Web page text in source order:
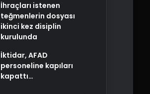
İhraçları istenen
teğmenlerin dosyası
ikinci kez disiplin
kurulunda
İktidar, AFAD
personeline kapıları
kapattı…